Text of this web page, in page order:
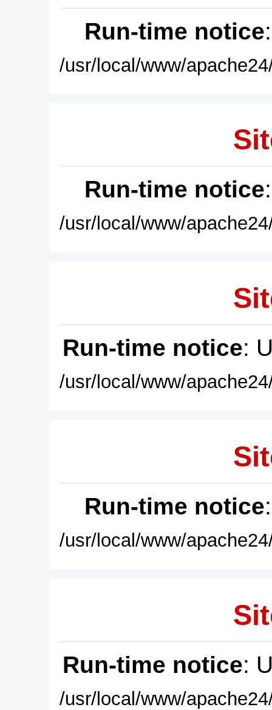
Run-time notice
/usr/local/www/
Run-time notice
/usr/local/www/
Run-time notice:
/usr/local/www/
Run-time notice
/usr/local/www/
Run-time notice:
/usr/local/www/